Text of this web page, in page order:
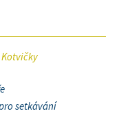
Kotvičky
setkávání